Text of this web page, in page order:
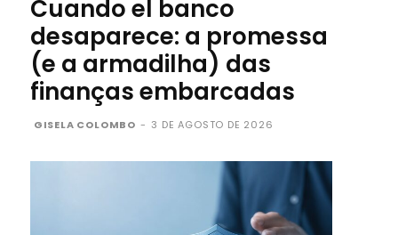
Cuando el banco
desaparece: a promessa
(e a armadilha) das
finanças embarcadas
GISELA COLOMBO - 3 DE AGOSTO DE 2026